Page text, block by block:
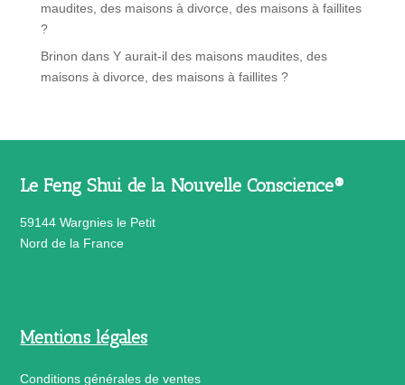
maudites, des maisons à divorce, des maisons à faillites
?
Brinon dans Y aurait-il des maisons maudites, des
maisons à divorce, des maisons à faillites ?
Le Feng Shui de la Nouvelle Conscience®
59144 Wargnies le Petit
Nord de la France
Mentions légales
Conditions générales de ventes